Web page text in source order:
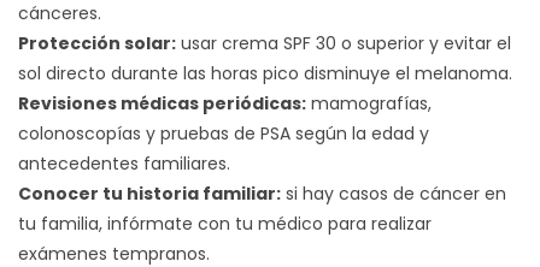
cánceres.
Protección solar: usar crema SPF 30 o superior y evitar el
sol directo durante las horas pico disminuye el melanoma.
Revisiones médicas periódicas: mamografías,
colonoscopías y pruebas de PSA según la edad y
antecedentes familiares.
Conocer tu historia familiar: si hay casos de cáncer en
tu familia, infórmate con tu médico para realizar
exámenes tempranos.